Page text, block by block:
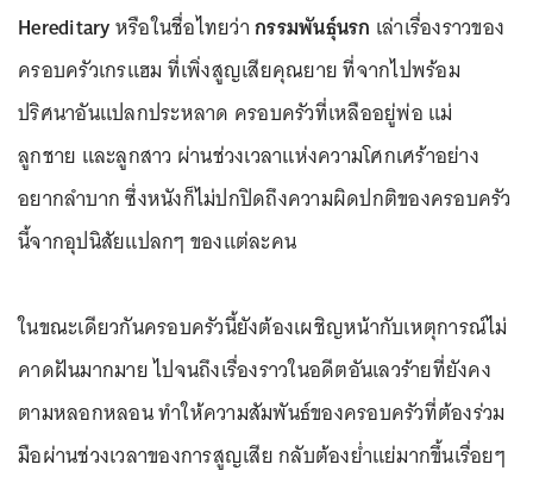
Hereditaryหรือในชื่อไทยว่ากรรมพันธุ์นรก เล่าเรื่องราวของ
ครอบครัวเกรแฮม ที่เพิ่งสูญเสียคุณยาย ที่จากไปพร้อม
ปริศนาอันแปลกประหลาด ครอบครัวที่เหลืออยู่พ่อ แม่
ลูกชาย และลูกสาว ผ่านช่วงเวลาแห่งความโศกเศร้าอย่าง
อยากลำบาก ซึ่งหนังก็ไม่ปกปิดถึงความผิดปกติของครอบครัว
นี้จากอุปนิสัยแปลกๆ ของแต่ละคน
ในขณะเดียวกันครอบครัวนี้ยังต้องเผชิญหน้ากับเหตุการณ์ไม่
คาดฝันมากมาย ไปจนถึงเรื่องราวในอดีตอันเลวร้ายที่ยังคง
ตามหลอกหลอน ทำให้ความสัมพันธ์ของครอบครัวที่ต้องร่วม
มือผ่านช่วงเวลาของการสูญเสีย กลับต้องย่ำแย่มากขึ้นเรื่อยๆ